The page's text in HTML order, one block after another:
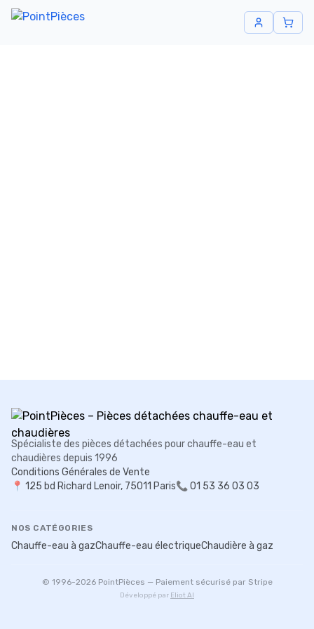
Spécialiste des pièces détachées pour chauffe-eau et
chaudières depuis 1996
Conditions Générales de Vente
📍 125 bd Richard Lenoir, 75011 Paris📞 01 53 36 03 03
NOS CATÉGORIES
Chauffe-eau à gazChauffe-eau électriqueChaudière à gaz
© 1996-2026PointPièces — Paiement sécurisé par Stripe
Développé par Eliot AI